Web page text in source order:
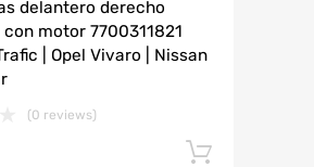
delantero derecho
motor 7700311821
| Opel Vivaro | Nissan
(0 reviews)